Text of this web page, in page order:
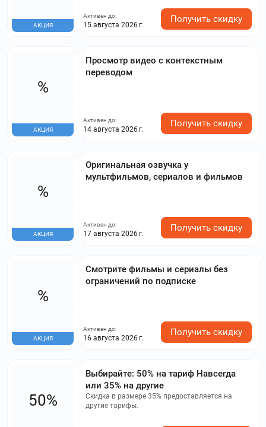
АКЦИЯ
Активен до:
15 августа 2026 г.
Получить скидку
Просмотр видео с контекстным
переводом
%
АКЦИЯ
Активен до:
14 августа 2026 г.
Получить скидку
Оригинальная озвучка у
мультфильмов, сериалов и фильмов
%
АКЦИЯ
Активен до:
17 августа 2026 г.
Получить скидку
Смотрите фильмы и сериалы без
ограничений по подписке
%
АКЦИЯ
Активен до:
16 августа 2026 г.
Получить скидку
Выбирайте: 50% на тариф Навсегда
или 35% на другие
Скидка в размере 35% предоставляется на
другие тарифы.
50%